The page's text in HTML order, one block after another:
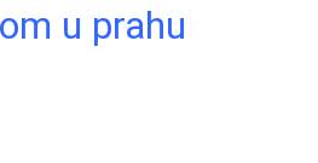
u prahu